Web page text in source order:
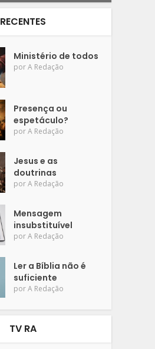
RECENTES
Ministério de todos
porA Redação
Presença ou
espetáculo?
porA Redação
Jesus e as
doutrinas
porA Redação
Mensagem
insubstituível
porA Redação
Ler a Bíblia não é
suficiente
porA Redação
TV RA